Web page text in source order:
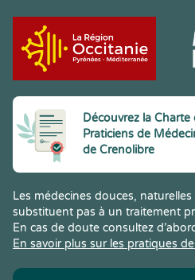
Découvrez la
Praticiens de
de Crenolibre
Les médecines douces,
substituent pas à un traitement
En cas de doute consultez
En savoir plus sur les pratiques